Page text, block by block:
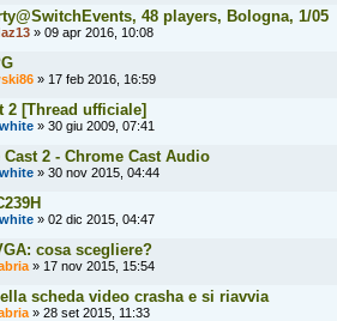
48 players, Bologna, 1/05
» 09 apr 2016, 10:08
» 17 feb 2016, 16:59
2 [Thread ufficiale]
» 30 giu 2009, 07:41
Cast 2 - Chrome Cast Audio
» 30 nov 2015, 04:44
» 02 dic 2015, 04:47
cosa scegliere?
» 17 nov 2015, 15:54
scheda video crasha e si riavvia
» 28 set 2015, 11:33